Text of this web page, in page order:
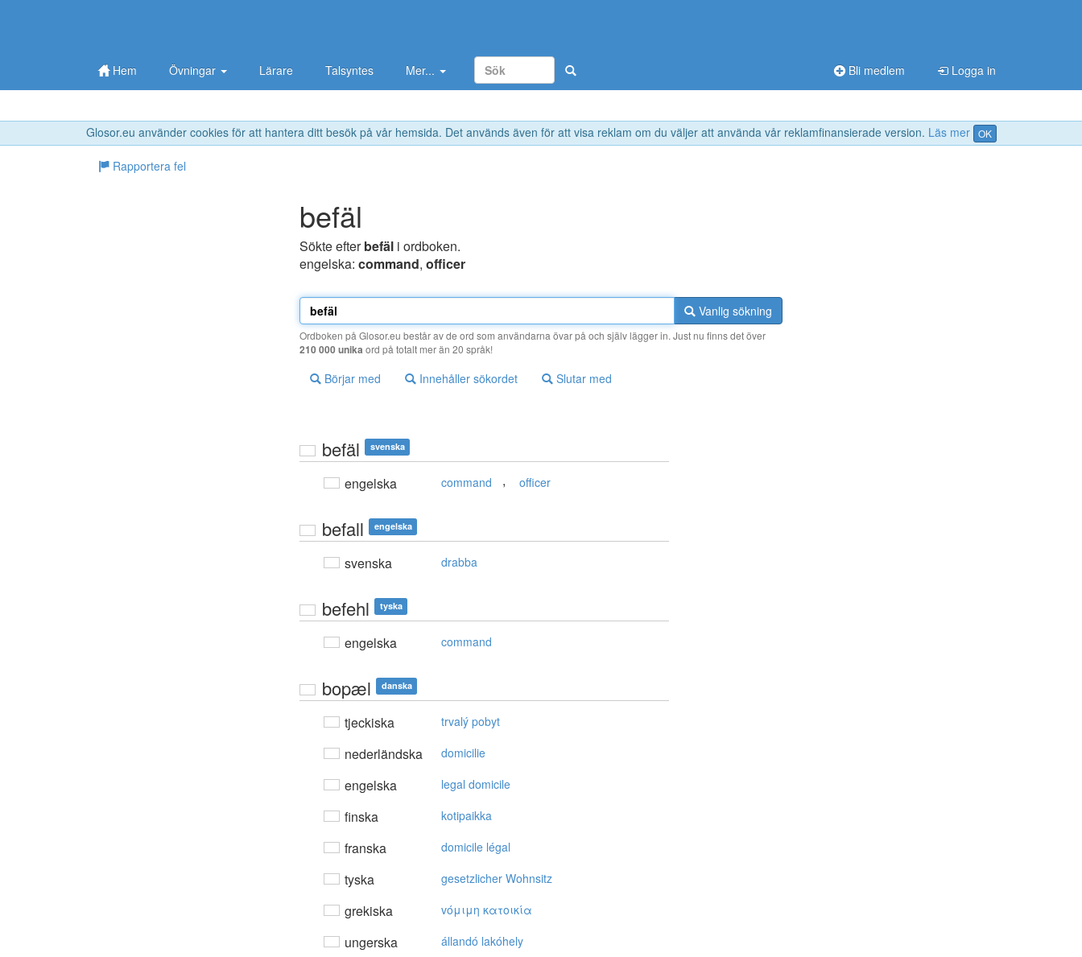
Glosor.eu använder cookies för att hantera ditt besök på vår hemsida. Det används även för att visa reklam om du väljer att använda vår reklamfinansierade version. Läs mer OK
Hem Övningar Lärare Talsyntes Mer... Bli medlem Logga in
Rapportera fel
befäl
Sökte efterbefäl i ordboken.
engelska: command, officer
Vanlig sökning
Ordboken på Glosor.eu består av de ord som användarna övar på och själv lägger in. Just nu finns det över
210 000 unika ord på totalt mer än 20 språk!
Börjar med Innehåller sökordet Slutar med
befäl svenska
engelska command , officer
befall engelska
svenska drabba
befehl tyska
engelska command
bopæl danska
tjeckiska trvalý pobyt
nederländska domicilie
engelska legal domicile
finska kotipaikka
franska domicile légal
tyska gesetzlicher Wohnsitz
grekiska vόμιμη κατoικία
ungerska állandó lakóhely